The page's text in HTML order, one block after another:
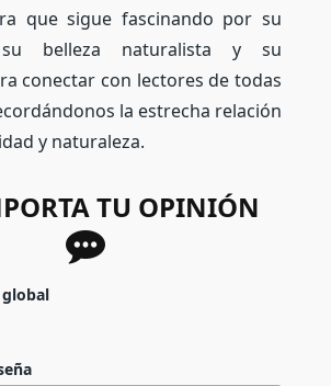
que sigue fascinando por su
su belleza naturalista y su
conectar con lectores de todas
la estrecha relación
y naturaleza.
TU OPINIÓN